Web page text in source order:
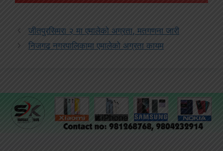
जीतपुरसिमरा २ मा एमालेको अग्रता, मतगणना जारी
निजगढ नगरपालिकामा एमालेको अग्रता कायम